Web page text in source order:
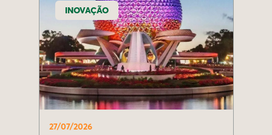
INOVAÇÃO
27/07/2026